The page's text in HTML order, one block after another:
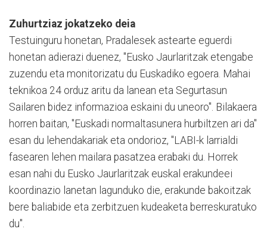
Zuhurtziaz jokatzeko deia
Testuinguru honetan, Pradalesek astearte eguerdi
honetan adierazi duenez, "Eusko Jaurlaritzak etengabe
zuzendu eta monitorizatu du Euskadiko egoera. Mahai
teknikoa 24 orduz aritu da lanean eta Segurtasun
Sailaren bidez informazioa eskaini du uneoro". Bilakaera
horren baitan, "Euskadi normaltasunera hurbiltzen ari da"
esan du lehendakariak eta ondorioz, "LABI-k larrialdi
fasearen lehen mailara pasatzea erabaki du. Horrek
esan nahi du Eusko Jaurlaritzak euskal erakundeei
koordinazio lanetan lagunduko die, erakunde bakoitzak
bere baliabide eta zerbitzuen kudeaketa berreskuratuko
du".